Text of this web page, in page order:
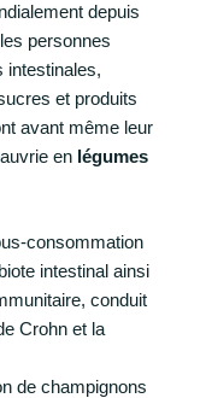
depuis
personnes
intestinales,
et produits
avant même leur
en légumes
consommation
intestinal ainsi
conduit
Crohn et la
de champignons